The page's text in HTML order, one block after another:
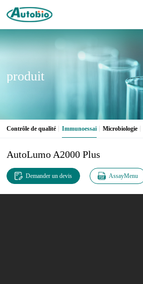
produit
Contrôle de qualité Immunoessai Microbiologie
AutoLumo A2000 Plus
Demander un devis AssayMenu